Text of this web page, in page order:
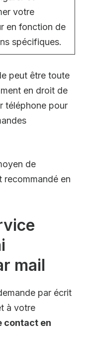
votre
en fonction de
spécifiques.
peut être toute
en droit de
téléphone pour
de
recommandé en
mail
par écrit
à votre
contact en